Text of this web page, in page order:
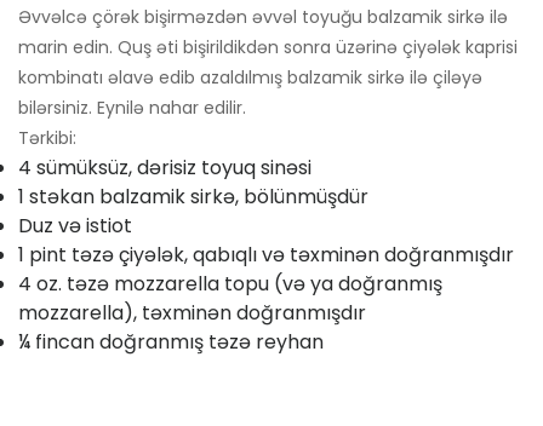
Əvvəlcə çörək bişirməzdən əvvəl toyuğu balzamik sirkə ilə
marin edin. Quş əti bişirildikdən sonra üzərinə çiyələk kaprisi
kombinatı əlavə edib azaldılmış balzamik sirkə ilə çiləyə
bilərsiniz. Eynilə nahar edilir.
Tərkibi:
4 sümüksüz, dərisiz toyuq sinəsi
1 stəkan balzamik sirkə, bölünmüşdür
Duz və istiot
1 pint təzə çiyələk, qabıqlı və təxminən doğranmışdır
4 oz. təzə mozzarella topu (və ya doğranmış
mozzarella), təxminən doğranmışdır
¼ fincan doğranmış təzə reyhan